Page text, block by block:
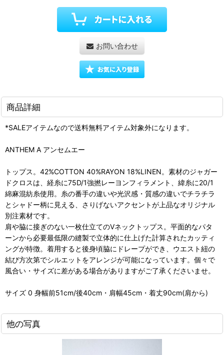
お問い合わせ
商品詳細
*SALEアイテムなので送料無料アイテム対象外になります。
ANTHEM A アンセムエー
トップス。42%COTTON 40%RAYON 18%LINEN。素材のジャガー
ドクロスは、経糸に75D/1強撚レーヨンフィラメント、緯糸に20/1
綿麻混紡糸使用。糸の番手の違いや光沢感・質感の違いでチラチラ
とシャドー柄に見える、さりげないアクセントが上品なオリジナル
別注素材です。
肩や脇に接ぎのない一枚仕立てのVネックトップス。平面的なパタ
ーンから必要最低限の縫製で立体的に仕上げた計算されたカッティ
ングが特徴。着用すると後身頃脇にドレープができ、ウエスト紐の
結び方次第でシルエットをアレンジが可能になっています。個々で
風合い・サイズに差がある場合がありますがご了承くださいませ。
サイズ 0 身幅前51cm/後40cm・肩幅45cm・着丈90cm(肩から)
他の写真